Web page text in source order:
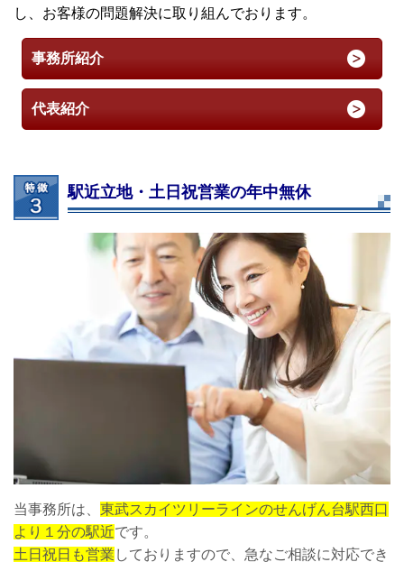
し、お客様の問題解決に取り組んでおります。
事務所紹介
代表紹介
駅近立地・土日祝営業の年中無休
当事務所は、 東武スカイツリーラインのせんげん台駅西口
より１分の駅近です。
土日祝日も営業 しておりますので、急なご相談に対応でき